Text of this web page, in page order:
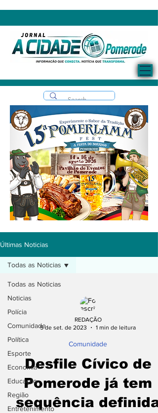
Últimas Noticias
Todas as Noticias
Noticias
Polícia
Comunidade
Política
Esporte
Economia
Educação
Região
Entretenimento
Todas as Noticias
REDAÇÃO
5 de set. de 2023
1 min de leitura
Comunidade
Desfile Cívico de
Pomerode já tem
sequência definida